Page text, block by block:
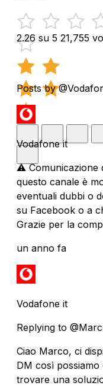
2.26 su 5 21,755
Posts by
Vodafone it
⚠️ Comunicazione
questo canale è
eventuali dubbi o
su Facebook o a
Grazie per la
un anno fa
Vodafone it
Replying to
Ciao Marco, ci
DM così
trovare una